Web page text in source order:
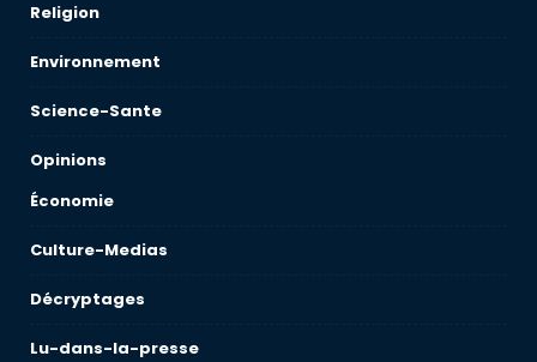
Religion
Environnement
Science-Sante
Opinions
Économie
Culture-Medias
Décryptages
Lu-dans-la-presse